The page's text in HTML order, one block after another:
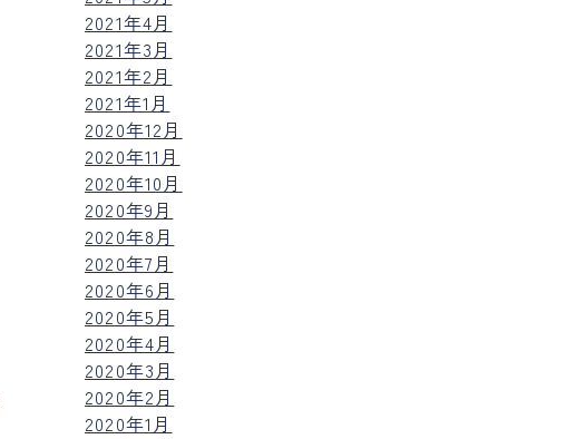
2021年4月
2021年3月
2021年2月
2021年1月
2020年12月
2020年11月
2020年10月
2020年9月
2020年8月
2020年7月
2020年6月
2020年5月
2020年4月
2020年3月
2020年2月
2020年1月